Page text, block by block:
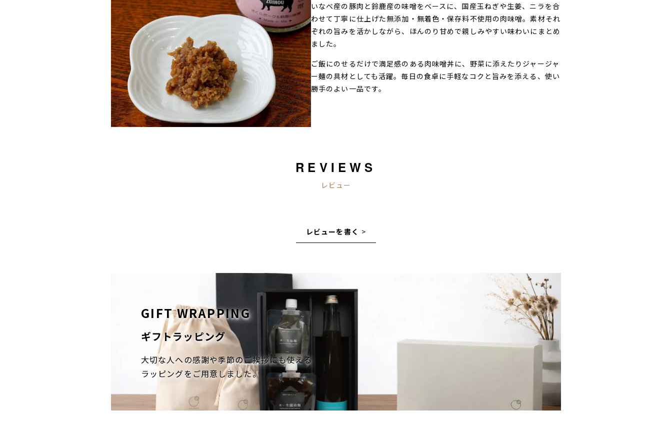
いなべ産の豚肉と鈴鹿産の味噌をベースに、国産玉ねぎや生姜、ニラを合
わせて丁寧に仕上げた無添加・無着色・保存料不使用の肉味噌。素材それ
ぞれの旨みを活かしながら、ほんのり甘めで親しみやすい味わいにまとめ
ました。
ご飯にのせるだけで満足感のある肉味噌丼に、野菜に添えたりジャージャ
ー麺の具材としても活躍。毎日の食卓に手軽なコクと旨みを添える、使い
勝手のよい一品です。
REVIEWS
レビュー
レビューを書く >
GIFT WRAPPING
ギフトラッピング
大切な人への感謝や季節のご挨拶にも使える
ラッピングをご用意しました。